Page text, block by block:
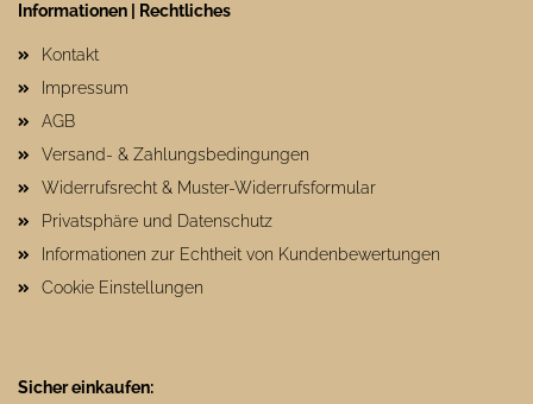
Informationen | Rechtliches
Kontakt
Impressum
AGB
Versand- & Zahlungsbedingungen
Widerrufsrecht & Muster-Widerrufsformular
Privatsphäre und Datenschutz
Informationen zur Echtheit von Kundenbewertungen
Cookie Einstellungen
Sicher einkaufen: